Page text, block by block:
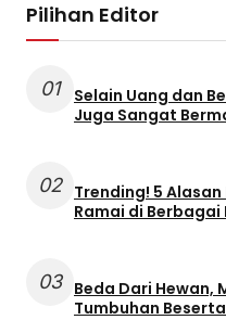
Pilihan Editor
01
Selain Uang dan
Juga Sangat
02 Trending! 5
Ramai di
03 Beda Dari Hewan,
Tumbuhan